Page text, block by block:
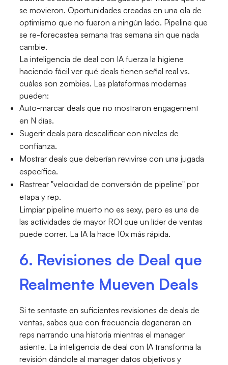
se movieron. Oportunidades creadas en una ola de
optimismo que no fueron a ningún lado. Pipeline que
se re-forecastea semana tras semana sin que nada
cambie.
La inteligencia de deal con IA fuerza la higiene
haciendo fácil ver qué deals tienen señal real vs.
cuáles son zombies. Las plataformas modernas
pueden:
Auto-marcar deals que no mostraron engagement
en N días.
Sugerir deals para descalificar con niveles de
confianza.
Mostrar deals que deberían revivirse con una jugada
específica.
Rastrear "velocidad de conversión de pipeline" por
etapa y rep.
Limpiar pipeline muerto no es sexy, pero es una de
las actividades de mayor ROI que un líder de ventas
puede correr. La IA la hace 10x más rápida.
6. Revisiones de Deal que
Realmente Mueven Deals
Si te sentaste en suficientes revisiones de deals de
ventas, sabes que con frecuencia degeneran en
reps narrando una historia mientras el manager
asiente. La inteligencia de deal con IA transforma la
revisión dándole al manager datos objetivos y